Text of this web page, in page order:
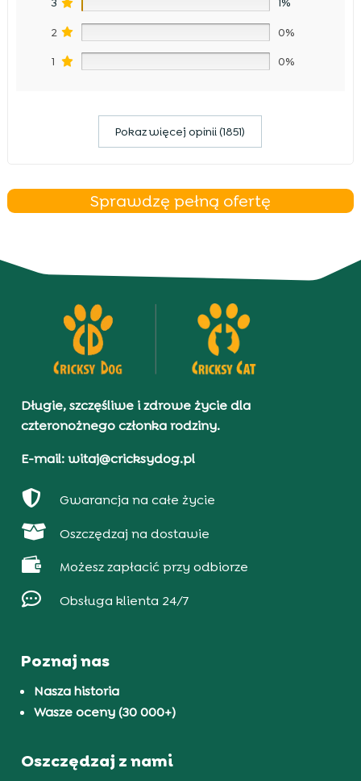
2 0%
1 0%
Pokaz więcej opinii (1851)
Sprawdzę pełną ofertę
Długie, szczęśliwe i zdrowe życie dla
czteronożnego członka rodziny.
E-mail: witaj@cricksydog.pl
 Gwarancja na całe życie
 Oszczędzaj na dostawie
 Możesz zapłacić przy odbiorze
 Obsługa klienta 24/7
Poznaj nas
Nasza historia
Wasze oceny (30 000+)
Oszczędzaj z nami